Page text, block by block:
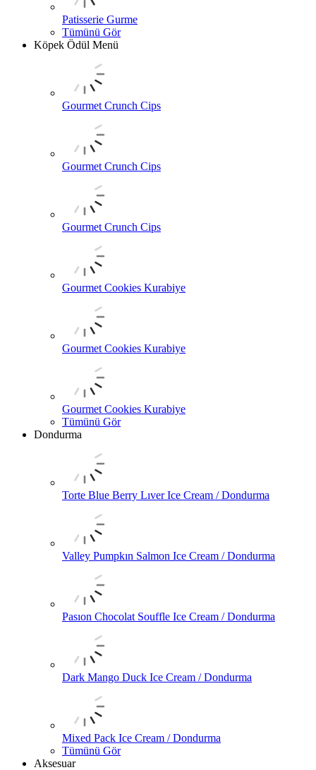
Patisserie Gurme
Tümünü Gör
Köpek Ödül Menü
Gourmet Crunch Cips
Gourmet Crunch Cips
Gourmet Crunch Cips
Gourmet Cookies Kurabiye
Gourmet Cookies Kurabiye
Gourmet Cookies Kurabiye
Tümünü Gör
Dondurma
Torte Blue Berry Lıver Ice Cream / Dondurma
Valley Pumpkın Salmon Ice Cream / Dondurma
Pasıon Chocolat Souffle Ice Cream / Dondurma
Dark Mango Duck Ice Cream / Dondurma
Mixed Pack Ice Cream / Dondurma
Tümünü Gör
Aksesuar